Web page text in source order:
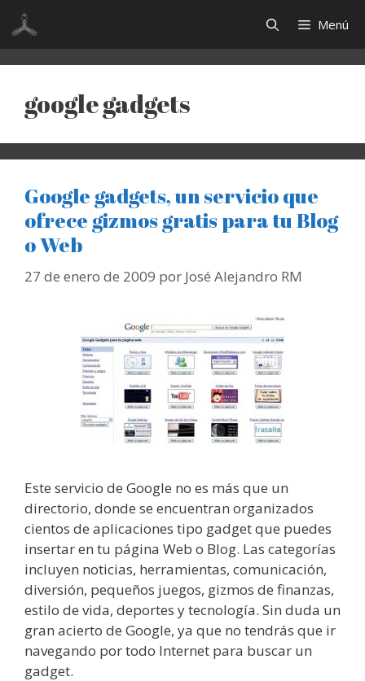
Saltar
contenido
Menú
google gadgets
Google gadgets, un servicio que
ofrece gizmos gratis para tu Blog
o Web
27 de enero de 2009 por José Alejandro RM
Este servicio de Google no es más que un
directorio, donde se encuentran organizados
cientos de aplicaciones tipo gadget que puedes
insertar en tu página Web o Blog. Las categorías
incluyen noticias, herramientas, comunicación,
diversión, pequeños juegos, gizmos de finanzas,
estilo de vida, deportes y tecnología. Sin duda un
gran acierto de Google, ya que no tendrás que ir
navegando por todo Internet para buscar un
gadget.